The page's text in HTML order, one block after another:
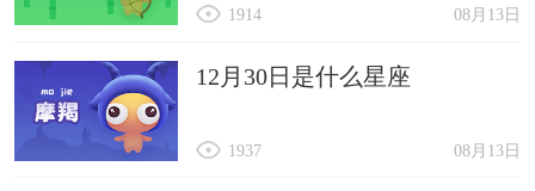
08月13日
1914
12月30日是什么星座
08月13日
1937